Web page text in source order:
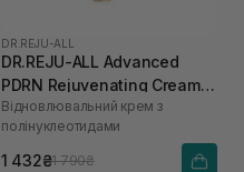
DR.REJU-ALL
DR.REJU-ALL Advanced
PDRN Rejuvenating Cream
20 г
Відновлювальний крем з
полінуклеотидами
1 432₴1 790₴